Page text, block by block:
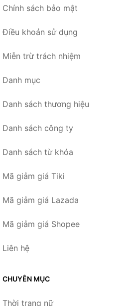
Chính sách bảo mật
Điều khoản sử dụng
Miễn trừ trách nhiệm
Danh mục
Danh sách thương hiệu
Danh sách công ty
Danh sách từ khóa
Mã giảm giá Tiki
Mã giảm giá Lazada
Mã giảm giá Shopee
Liên hệ
CHUYÊN MỤC
Thời trang nữ